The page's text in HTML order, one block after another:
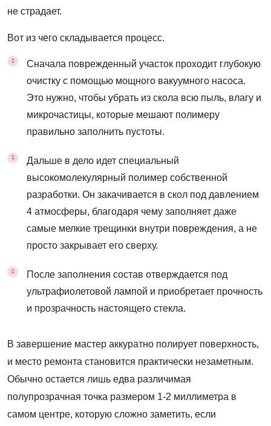
не страдает.
Вот из чего складывается процесс.
Сначала поврежденный участок проходит глубокую
очистку с помощью мощного вакуумного насоса.
Это нужно, чтобы убрать из скола всю пыль, влагу и
микрочастицы, которые мешают полимеру
правильно заполнить пустоты.
Дальше в дело идет специальный
высокомолекулярный полимер собственной
разработки. Он закачивается в скол под давлением
4 атмосферы, благодаря чему заполняет даже
самые мелкие трещинки внутри повреждения, а не
просто закрывает его сверху.
После заполнения состав отверждается под
ультрафиолетовой лампой и приобретает прочность
и прозрачность настоящего стекла.
В завершение мастер аккуратно полирует поверхность,
и место ремонта становится практически незаметным.
Обычно остается лишь едва различимая
полупрозрачная точка размером 1-2 миллиметра в
самом центре, которую сложно заметить, если